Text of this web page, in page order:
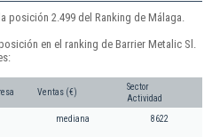
posición 2.499 del Ranking de Málaga.
en el ranking de Barrier Metalic Sl.
Ventas (€)
Sector
Actividad
mediana 8622